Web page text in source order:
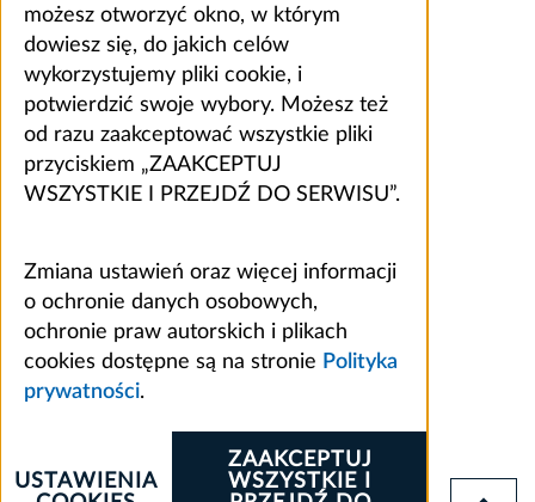
możesz otworzyć okno, w którym
dowiesz się, do jakich celów
wykorzystujemy pliki cookie, i
potwierdzić swoje wybory. Możesz też
od razu zaakceptować wszystkie pliki
przyciskiem „ZAAKCEPTUJ
WSZYSTKIE I PRZEJDŹ DO SERWISU”.
Zmiana ustawień oraz więcej informacji
o ochronie danych osobowych,
ochronie praw autorskich i plikach
cookies dostępne są na stronie Polityka
prywatności.
ZAAKCEPTUJ
WSZYSTKIE I
USTAWIENIA